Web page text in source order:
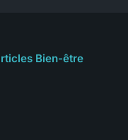
Bien-être